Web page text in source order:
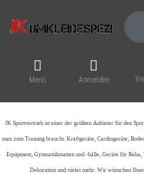
Menü Anmelden
JK Sportvertrieb ist einer der größten Anbieter für den
man zum Training braucht: Kraftgeräte, Cardiogeräte,
Equipment, Gymnastikmatten und -bälle, Geräte für
Dekoration und vieles mehr. Wir wünschen